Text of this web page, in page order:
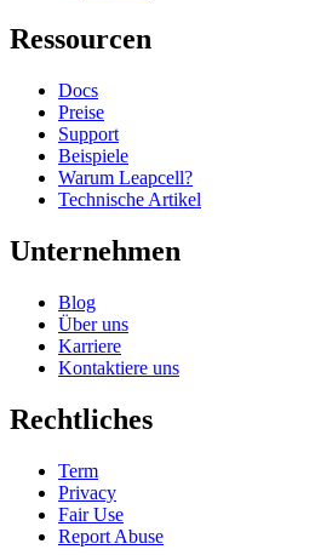
Ressourcen
Docs
Preise
Support
Beispiele
Warum Leapcell?
Technische Artikel
Unternehmen
Blog
Über uns
Karriere
Kontaktiere uns
Rechtliches
Term
Privacy
Fair Use
Report Abuse